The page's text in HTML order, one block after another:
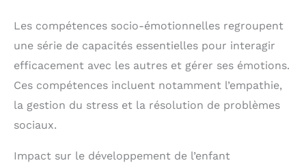
Les compétences socio-émotionnelles regroupent
une série de capacités essentielles pour interagir
efficacement avec les autres et gérer ses émotions.
Ces compétences incluent notamment l’empathie,
la gestion du stress et la résolution de problèmes
sociaux.
Impact sur le développement de l’enfant